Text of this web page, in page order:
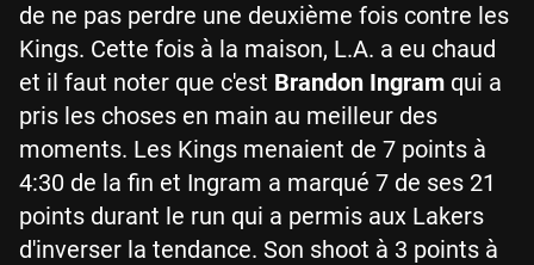
de ne pas perdre une deuxième fois contre les
Kings. Cette fois à la maison, L.A. a eu chaud
et il faut noter que c'est Brandon Ingram qui a
pris les choses en main au meilleur des
moments. Les Kings menaient de 7 points à
4:30 de la fin et Ingram a marqué 7 de ses 21
points durant le run qui a permis aux Lakers
d'inverser la tendance. Son shoot à 3 points à